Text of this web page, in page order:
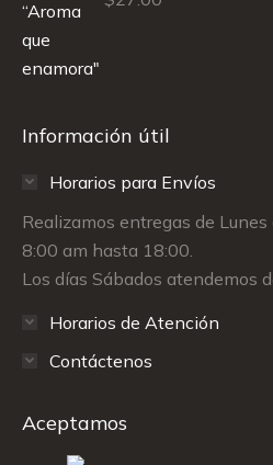
Información útil
Horarios para Envíos
Realizamos entregas de
8:00 am hasta 18:00.
Los días Sábados atendemos
Horarios de Atención
Contáctenos
Aceptamos